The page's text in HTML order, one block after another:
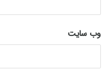
وب‌ سایت